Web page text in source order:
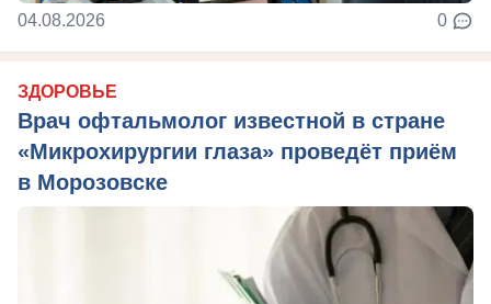
04.08.2026 0
ЗДОРОВЬЕ
Врач офтальмолог известной в стране
«Микрохирургии глаза» проведёт приём
в Морозовске